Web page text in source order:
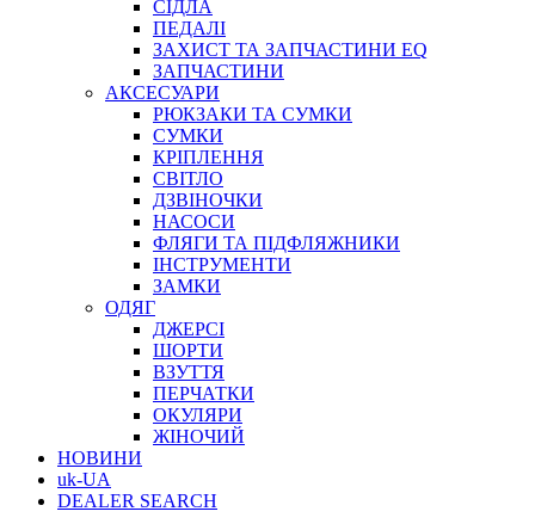
СІДЛА
ПЕДАЛІ
ЗАХИСТ ТА ЗАПЧАСТИНИ EQ
ЗАПЧАСТИНИ
АКСЕСУАРИ
РЮКЗАКИ ТА СУМКИ
СУМКИ
КРІПЛЕННЯ
СВІТЛО
ДЗВІНОЧКИ
НАСОСИ
ФЛЯГИ ТА ПІДФЛЯЖНИКИ
ІНСТРУМЕНТИ
ЗАМКИ
ОДЯГ
ДЖЕРСІ
ШОРТИ
ВЗУТТЯ
ПЕРЧАТКИ
ОКУЛЯРИ
ЖІНОЧИЙ
НОВИНИ
uk-UA
DEALER SEARCH